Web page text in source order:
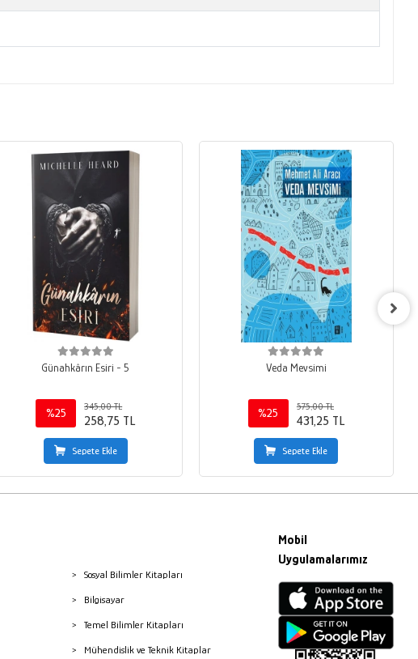
Günahkârın Esiri - 5
%25
345,00 TL
258,75 TL
Sepete Ekle
Veda Mevsimi
%25
575,00 TL
431,25 TL
Sepete Ekle
Sosyal Bilimler Kitapları
Bilgisayar
Temel Bilimler Kitapları
Mühendislik ve Teknik Kitaplar
Mobil
Uygulamalarımız